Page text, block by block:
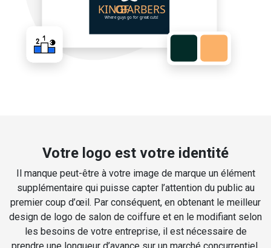
Votre logo est votre identité
Il manque peut-être à votre image de marque un élément
supplémentaire qui puisse capter l’attention du public au
premier coup d’œil. Par conséquent, en obtenant le meilleur
design de logo de salon de coiffure et en le modifiant selon
les besoins de votre entreprise, il est nécessaire de